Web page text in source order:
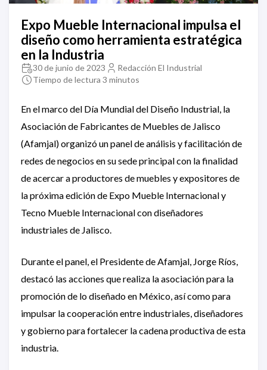
Expo Mueble Internacional impulsa el
diseño como herramienta estratégica
en la Industria
30 de junio de 2023
Redacción El Industrial
Tiempo de lectura 3 minutos
En el marco del Día Mundial del Diseño Industrial, la
Asociación de Fabricantes de Muebles de Jalisco
(Afamjal) organizó un panel de análisis y facilitación de
redes de negocios en su sede principal con la finalidad
de acercar a productores de muebles y expositores de
la próxima edición de Expo Mueble Internacional y
Tecno Mueble Internacional con diseñadores
industriales de Jalisco.
Durante el panel, el Presidente de Afamjal, Jorge Ríos,
destacó las acciones que realiza la asociación para la
promoción de lo diseñado en México, así como para
impulsar la cooperación entre industriales, diseñadores
y gobierno para fortalecer la cadena productiva de esta
industria.